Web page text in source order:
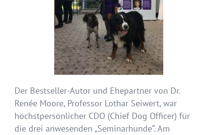
Der Bestseller-Autor und Ehepartner von Dr.
Renée Moore, Professor Lothar Seiwert, war
höchstpersönlicher CDO (Chief Dog Officer) für
die drei anwesenden „Seminarhunde“. Am